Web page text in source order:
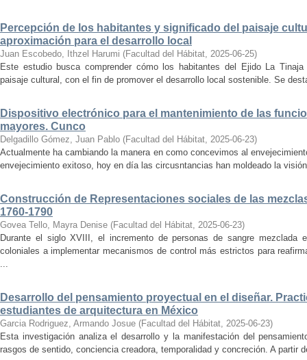
Percepción de los habitantes y significado del paisaje
aproximación para el desarrollo local
Juan Escobedo, Ithzel Harumi (Facultad del Hábitat, 2025-06-25)
Este estudio busca comprender cómo los habitantes del Ejido La
paisaje cultural, con el fin de promover el desarrollo local sostenible. Se
Dispositivo electrónico para el mantenimiento de las
mayores. Cunco
Delgadillo Gómez, Juan Pablo (Facultad del Hábitat, 2025-06-23)
Actualmente ha cambiando la manera en como concevimos al
envejecimiento exitoso, hoy en día las circusntancias han moldeado la
Construcción de Representaciones sociales de las
1760-1790
Govea Tello, Mayra Denise (Facultad del Hábitat, 2025-06-23)
Durante el siglo XVIII, el incremento de personas de sangre
coloniales a implementar mecanismos de control más estrictos para
...
Desarrollo del pensamiento proyectual en el diseñar.
estudiantes de arquitectura en México
Garcia Rodriguez, Armando Josue (Facultad del Hábitat, 2025-06-23)
Esta investigación analiza el desarrollo y la manifestación del
rasgos de sentido, conciencia creadora, temporalidad y concreción. A partir